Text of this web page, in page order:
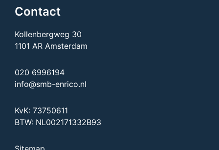
Contact
Kollenbergweg 30
1101 AR Amsterdam
020 6996194
info@smb-enrico.nl
KvK: 73750611
BTW: NL002171332B93